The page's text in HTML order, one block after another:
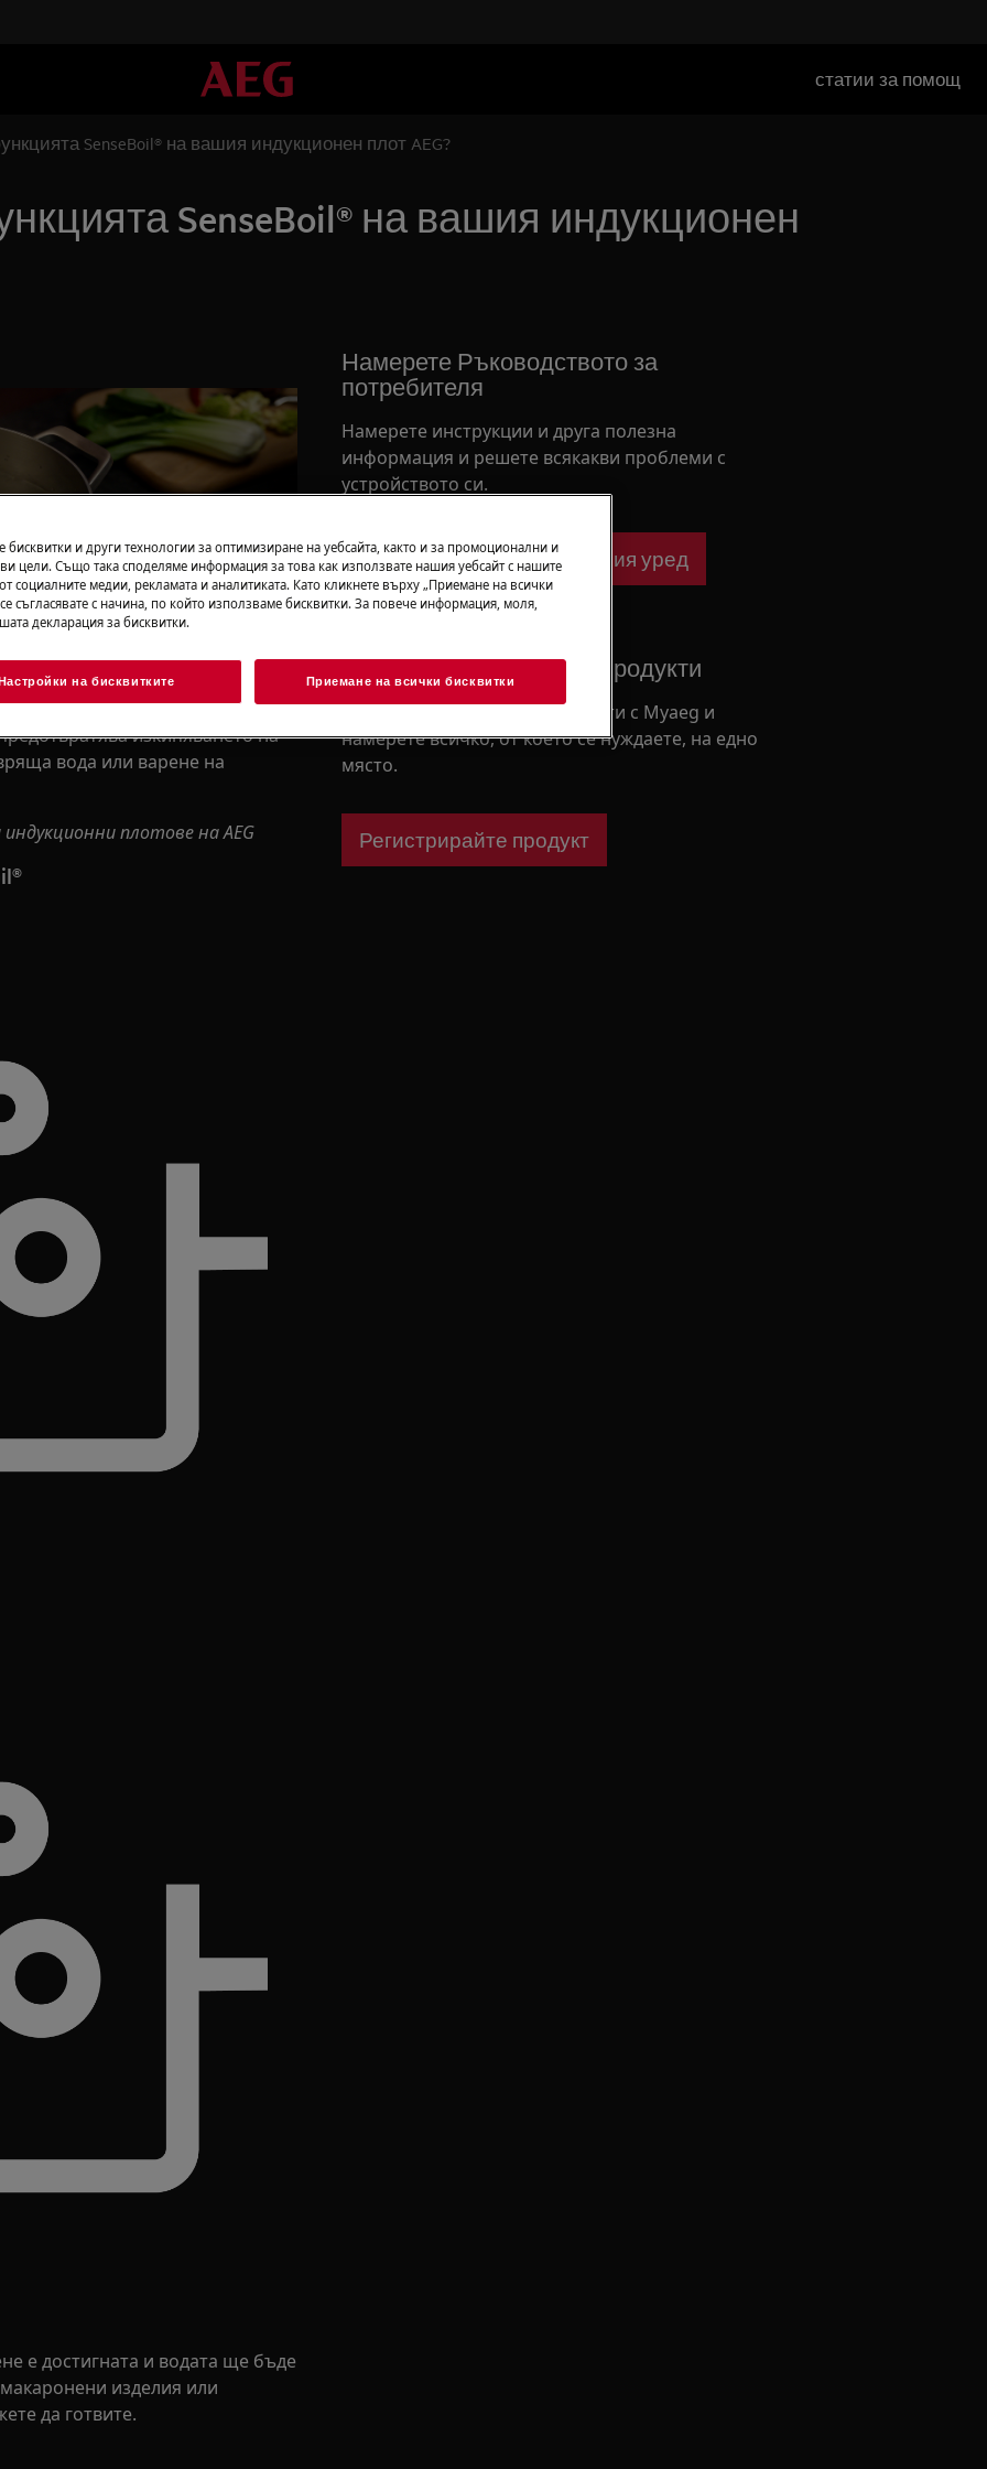
статии за помощ
SenseBoil® на вашия индукционен плот AEG?
SenseBoil® на вашия индукционен
има вграден сензор, който
температура на кипене.
за да намали
изкипяването на
вода или варене на
плотове на AEG
е достигната и водата ще бъде
изделия или
да готвите.
Намерете Ръководството за
потребителя
Намерете инструкции и друга полезна
информация и решете всякакви проблеми с
устройството си.
Свалете упътване за Вашия уред
Регистрирайте вашите продукти
Регистрирайте вашите продукти с Myaeg и
намерете всичко, от което се нуждаете, на едно
място.
Регистрирайте продукт
бисквитки и други технологии за оптимизиране на уебсайта, както и за промоционални и
цели. Също така споделяме информация за това как използвате нашия уебсайт с нашите
социалните медии, рекламата и аналитиката. Като кликнете върху „Приемане на всички
съгласявате с начина, по който използваме бисквитки. За повече информация, моля,
декларация за бисквитки.
на бисквитките Приемане на всички бисквитки